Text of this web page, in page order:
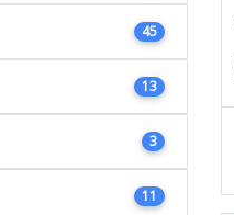
45
13
3
11